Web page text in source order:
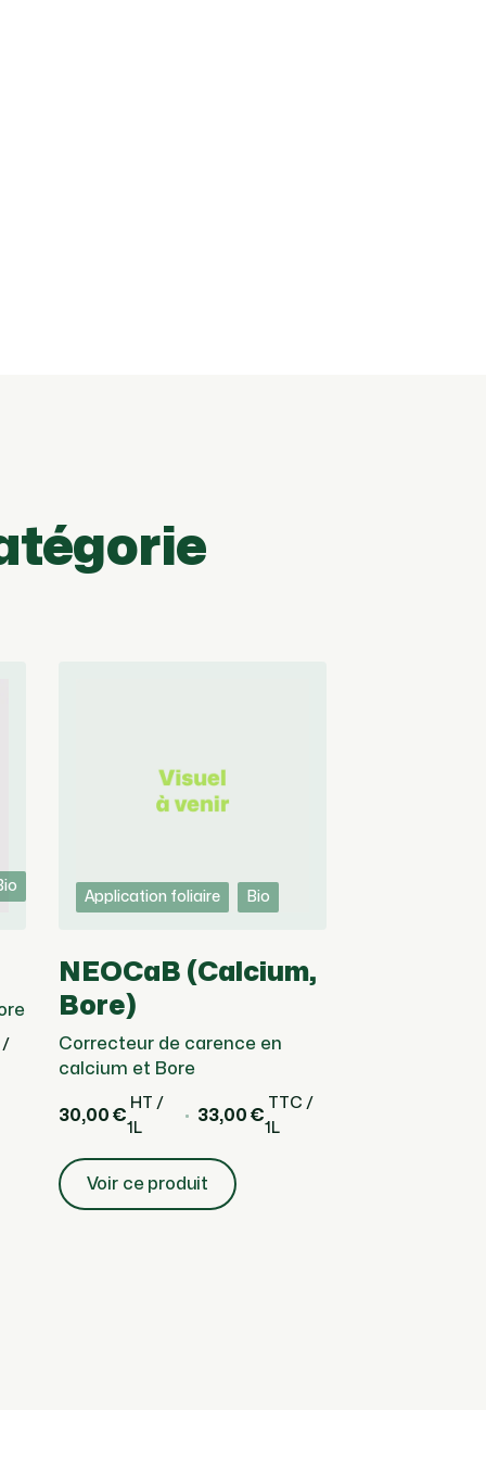
/
Application foliaire Bio
NEOCaB (Calcium,
Bore)
Correcteur de carence en
calcium et Bore
30,00 €
HT /
1L
33,00 €
TTC /
1L
Voir ce produit